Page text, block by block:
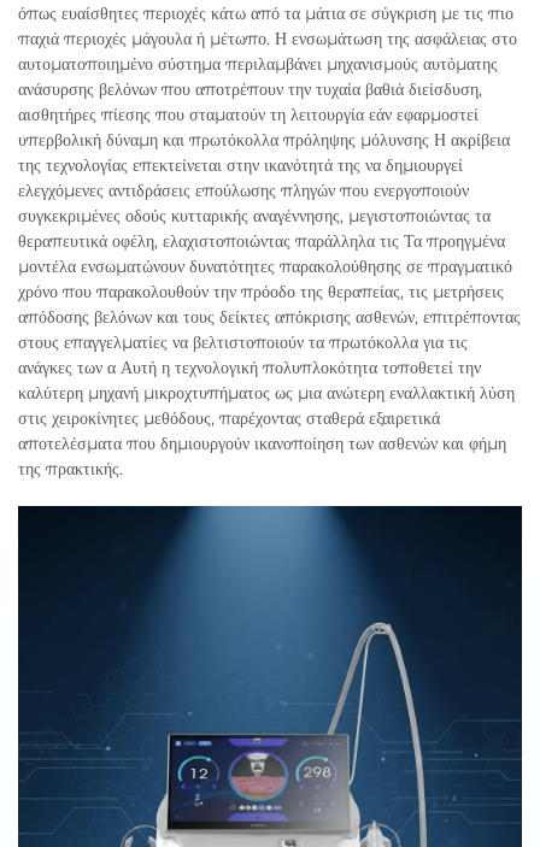
όπως ευαίσθητες περιοχές κάτω από τα μάτια σε σύγκριση με τις πιο
παχιά περιοχές μάγουλα ή μέτωπο. Η ενσωμάτωση της ασφάλειας στο
αυτοματοποιημένο σύστημα περιλαμβάνει μηχανισμούς αυτόματης
ανάσυρσης βελόνων που αποτρέπουν την τυχαία βαθιά διείσδυση,
αισθητήρες πίεσης που σταματούν τη λειτουργία εάν εφαρμοστεί
υπερβολική δύναμη και πρωτόκολλα πρόληψης μόλυνσης Η ακρίβεια
της τεχνολογίας επεκτείνεται στην ικανότητά της να δημιουργεί
ελεγχόμενες αντιδράσεις επούλωσης πληγών που ενεργοποιούν
συγκεκριμένες οδούς κυτταρικής αναγέννησης, μεγιστοποιώντας τα
θεραπευτικά οφέλη, ελαχιστοποιώντας παράλληλα τις Τα προηγμένα
μοντέλα ενσωματώνουν δυνατότητες παρακολούθησης σε πραγματικό
χρόνο που παρακολουθούν την πρόοδο της θεραπείας, τις μετρήσεις
απόδοσης βελόνων και τους δείκτες απόκρισης ασθενών, επιτρέποντας
στους επαγγελματίες να βελτιστοποιούν τα πρωτόκολλα για τις
ανάγκες των α Αυτή η τεχνολογική πολυπλοκότητα τοποθετεί την
καλύτερη μηχανή μικροχτυπήματος ως μια ανώτερη εναλλακτική λύση
στις χειροκίνητες μεθόδους, παρέχοντας σταθερά εξαιρετικά
αποτελέσματα που δημιουργούν ικανοποίηση των ασθενών και φήμη
της πρακτικής.